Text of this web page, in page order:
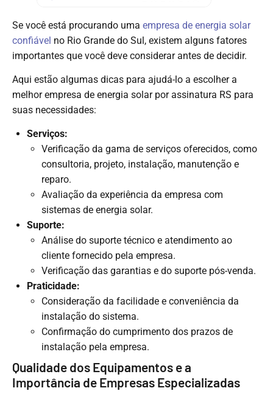
Se você está procurando uma empresa de energia solar
confiável no Rio Grande do Sul, existem alguns fatores
importantes que você deve considerar antes de decidir.
Aqui estão algumas dicas para ajudá-lo a escolher a
melhor empresa de energia solar por assinatura RS para
suas necessidades:
Serviços:
Verificação da gama de serviços oferecidos, como
consultoria, projeto, instalação, manutenção e
reparo.
Avaliação da experiência da empresa com
sistemas de energia solar.
Suporte:
Análise do suporte técnico e atendimento ao
cliente fornecido pela empresa.
Verificação das garantias e do suporte pós-venda.
Praticidade:
Consideração da facilidade e conveniência da
instalação do sistema.
Confirmação do cumprimento dos prazos de
instalação pela empresa.
Qualidade dos Equipamentos e a
Importância de Empresas Especializadas